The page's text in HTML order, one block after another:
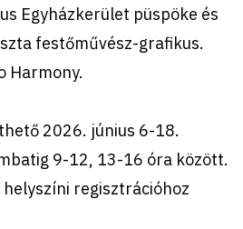
Egyházkerület püspöke és
festőművész-grafikus.
Harmony.
2026. június 6-18.
9-12, 13-16 óra között.
regisztrációhoz